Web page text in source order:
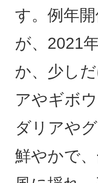
す。例年
が、2021
か、少し
アやギボ
ダリアや
鮮やかで